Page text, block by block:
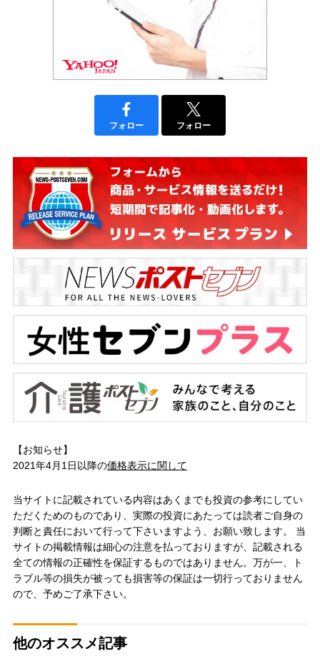
フォロー フォロー
【お知らせ】
2021年4月1日以降の価格表示に関して
当サイトに記載されている内容はあくまでも投資の参考にしてい
ただくためのものであり、実際の投資にあたっては読者ご自身の
判断と責任において行って下さいますよう、お願い致します。 当
サイトの掲載情報は細心の注意を払っておりますが、記載される
全ての情報の正確性を保証するものではありません。万が一、ト
ラブル等の損失が被っても損害等の保証は一切行っておりません
ので、予めご了承下さい。
他のオススメ記事